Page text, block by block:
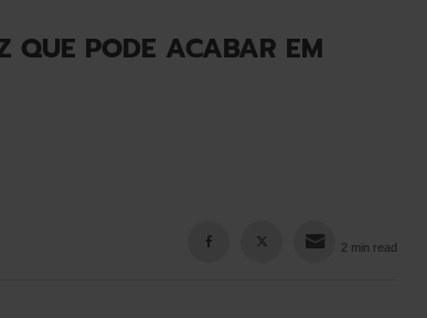
QUE PODE ACABAR EM
2 min read